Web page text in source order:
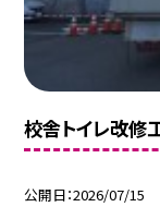
校舎トイレ改修
公開日 2026/07/15